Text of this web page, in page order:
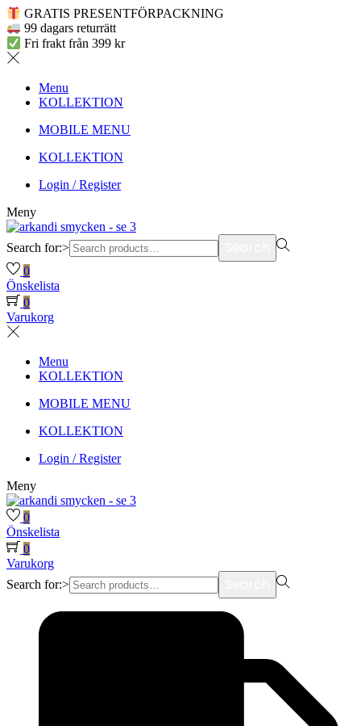
GRATIS PRESENTFÖRPACKNING
99 dagars returrätt
Fri frakt från 399 kr
Menu
KOLLEKTION
MOBILE MENU
KOLLEKTION
Login / Register
Meny
Search for:>
0
Önskelista
0
Varukorg
Menu
KOLLEKTION
MOBILE MENU
KOLLEKTION
Login / Register
Meny
0
Önskelista
0
Varukorg
Search for:>